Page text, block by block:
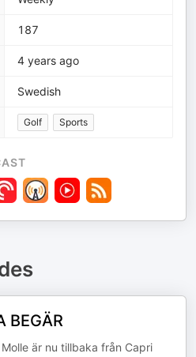
187
4 years ago
Swedish
Golf Sports
BEGÄR
Molle är nu tillbaka från Capri